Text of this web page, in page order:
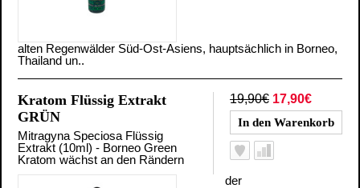
alten Regenwälder Süd-Ost-Asiens, hauptsächlich in Borneo,
Thailand un..
19,90€ 17,90€
Kratom Flüssig Extrakt
GRÜN
Mitragyna Speciosa Flüssig
Extrakt (10ml) - Borneo Green
Kratom wächst an den Rändern
der